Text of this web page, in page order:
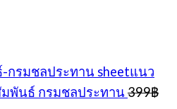
sheetแนว
พันธ์ กรมชลประทาน 399฿